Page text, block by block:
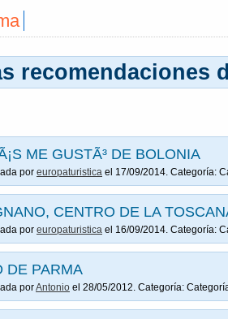
recomendaciones
ME GUSTÃ³ DE BOLONIA
por europaturistica el 17/09/2014. Categoría:
CENTRO DE LA
por europaturistica el 16/09/2014. Categoría:
DE PARMA
porAntonio el 28/05/2012. Categoría: